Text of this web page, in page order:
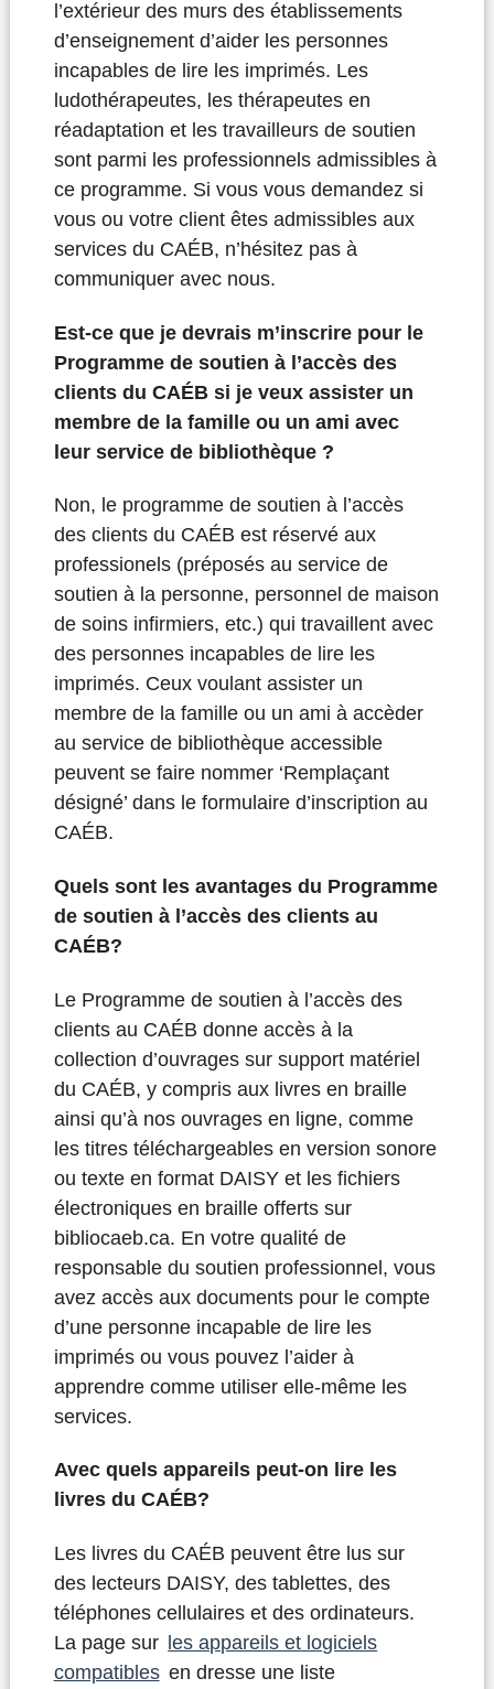
l’extérieur des murs des établissements
d’enseignement d’aider les personnes
incapables de lire les imprimés. Les
ludothérapeutes, les thérapeutes en
réadaptation et les travailleurs de soutien
sont parmi les professionnels admissibles à
ce programme. Si vous vous demandez si
vous ou votre client êtes admissibles aux
services du CAÉB, n’hésitez pas à
communiquer avec nous.
Est-ce que je devrais m’inscrire pour le
Programme de soutien à l’accès des
clients du CAÉB si je veux assister un
membre de la famille ou un ami avec
leur service de bibliothèque ?
Non, le programme de soutien à l’accès
des clients du CAÉB est réservé aux
professionels (préposés au service de
soutien à la personne, personnel de maison
de soins infirmiers, etc.) qui travaillent avec
des personnes incapables de lire les
imprimés. Ceux voulant assister un
membre de la famille ou un ami à accèder
au service de bibliothèque accessible
peuvent se faire nommer ‘Remplaçant
désigné’ dans le formulaire d’inscription au
CAÉB.
Quels sont les avantages du Programme
de soutien à l’accès des clients au
CAÉB?
Le Programme de soutien à l’accès des
clients au CAÉB donne accès à la
collection d’ouvrages sur support matériel
du CAÉB, y compris aux livres en braille
ainsi qu’à nos ouvrages en ligne, comme
les titres téléchargeables en version sonore
ou texte en format DAISY et les fichiers
électroniques en braille offerts sur
bibliocaeb.ca. En votre qualité de
responsable du soutien professionnel, vous
avez accès aux documents pour le compte
d’une personne incapable de lire les
imprimés ou vous pouvez l’aider à
apprendre comme utiliser elle-même les
services.
Avec quels appareils peut-on lire les
livres du CAÉB?
Les livres du CAÉB peuvent être lus sur
des lecteurs DAISY, des tablettes, des
téléphones cellulaires et des ordinateurs.
La page sur les appareils et logiciels
compatibles en dresse une liste